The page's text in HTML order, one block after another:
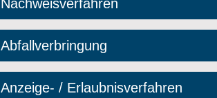
Nachweisverfahren
Abfallverbringung
Anzeige- / Erlaubnisverfahren